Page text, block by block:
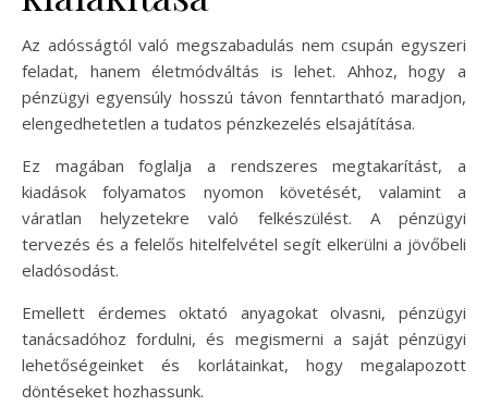
Az adósságtól való megszabadulás nem csupán egyszeri
feladat, hanem életmódváltás is lehet. Ahhoz, hogy a
pénzügyi egyensúly hosszú távon fenntartható maradjon,
elengedhetetlen a tudatos pénzkezelés elsajátítása.
Ez magában foglalja a rendszeres megtakarítást, a
kiadások folyamatos nyomon követését, valamint a
váratlan helyzetekre való felkészülést. A pénzügyi
tervezés és a felelős hitelfelvétel segít elkerülni a jövőbeli
eladósodást.
Emellett érdemes oktató anyagokat olvasni, pénzügyi
tanácsadóhoz fordulni, és megismerni a saját pénzügyi
lehetőségeinket és korlátainkat, hogy megalapozott
döntéseket hozhassunk.